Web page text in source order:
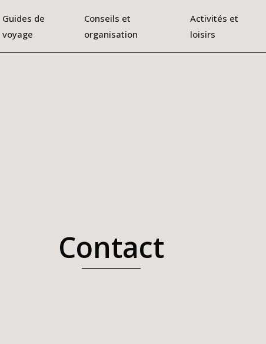
Guides de
voyage
Conseils et
organisation
Activités et
loisirs
Contact